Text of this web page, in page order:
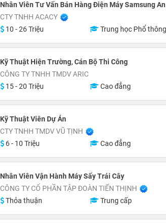
Nhân Viên Tư Vấn Bán Hàng Điện Máy Samsung
CTY TNHH ACACY
10 - 26 Triệu
Trung học Phổ thông
Kỹ Thuật Hiện Trường, Cán Bộ Thi Công
CÔNG TY TNHH TMDV ARIC
15 - 20 Triệu
Cao đẳng
Kỹ Thuật Viên Dự Án
CTY TNHH TMDV VŨ TỊNH
6 - 10 Triệu
Cao đẳng
Nhân Viên Vận Hành Máy Sấy Trái Cây
CÔNG TY CỔ PHẦN TẬP ĐOÀN TIẾN THỊNH
Thỏa thuận
Trung cấp